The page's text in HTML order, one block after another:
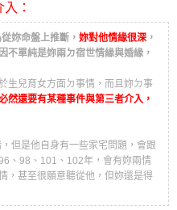
：
妳命盤上推斷， 妳對他情緣很深 ，
不單純是妳兩ㄉ宿世情緣與婚緣，
生兒育女方面ㄉ事情，而且妳ㄉ事
然還要有某種事件與第三者介入，
但是他自身有一些家宅問題，會跟
、98、101、102年，會有妳兩情
，甚至很願意聽從他，但妳還是得